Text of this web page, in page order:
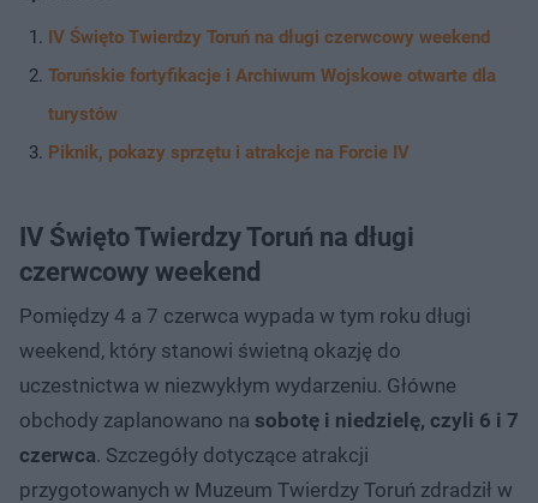
IV Święto Twierdzy Toruń na długi czerwcowy weekend
Toruńskie fortyfikacje i Archiwum Wojskowe otwarte dla
turystów
Piknik, pokazy sprzętu i atrakcje na Forcie IV
IV Święto Twierdzy Toruń na długi
czerwcowy weekend
Pomiędzy 4 a 7 czerwca wypada w tym roku długi
weekend, który stanowi świetną okazję do
uczestnictwa w niezwykłym wydarzeniu. Główne
obchody zaplanowano na sobotę i niedzielę, czyli 6 i 7
czerwca. Szczegóły dotyczące atrakcji
przygotowanych w Muzeum Twierdzy Toruń zdradził w